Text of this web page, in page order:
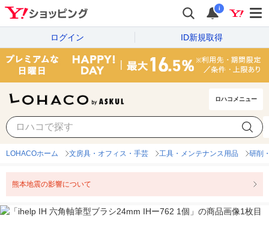
i
ログイン ID新規取得
ロハコメニュー
LOHACOホーム 文房具・オフィス・手芸 工具・メンテナンス用品 研削
熊本地震の影響について